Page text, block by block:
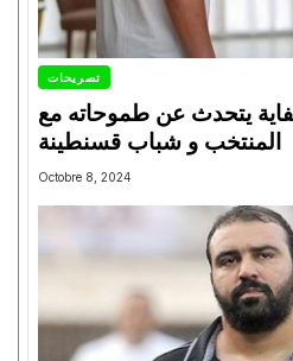
تصريحات
يتحدث عن طموحاته مع
المنتخب و شباب قسنطينة
Octobre 8, 2024